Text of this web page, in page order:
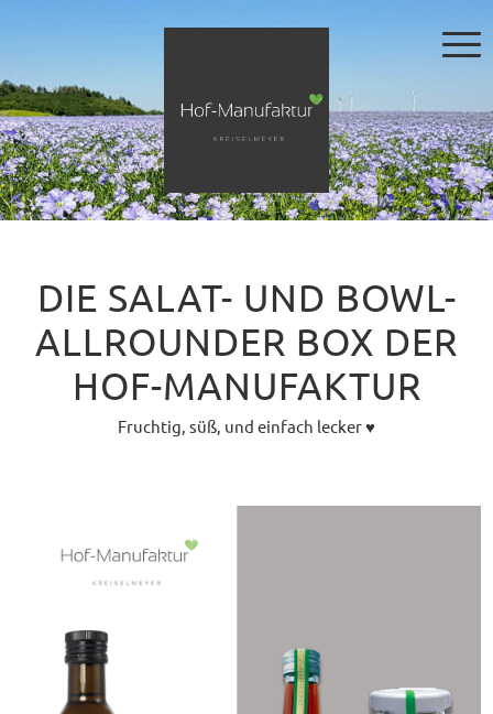
DIE SALAT- UND BOWL-
ALLROUNDER BOX DER
HOF-MANUFAKTUR
Fruchtig, süß, und einfach lecker ♥